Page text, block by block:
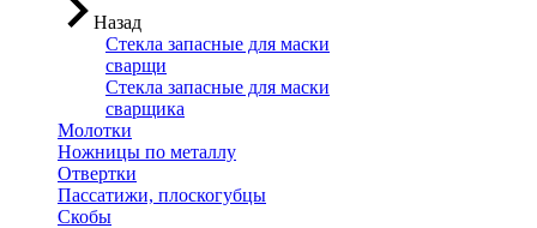
Назад
Стекла запасные для маски
сварщи
Стекла запасные для маски
сварщика
Молотки
Ножницы по металлу
Отвертки
Пассатижи, плоскогубцы
Скобы